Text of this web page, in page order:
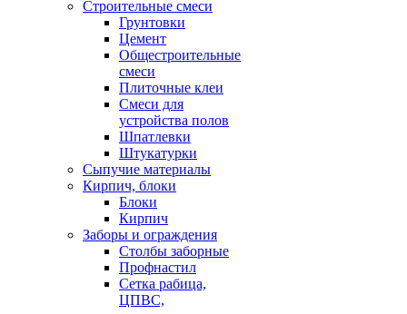
Строительные смеси
Грунтовки
Цемент
Общестроительные
смеси
Плиточные клеи
Смеси для
устройства полов
Шпатлевки
Штукатурки
Сыпучие материалы
Кирпич, блоки
Блоки
Кирпич
Заборы и ограждения
Столбы заборные
Профнастил
Сетка рабица,
ЦПВС,